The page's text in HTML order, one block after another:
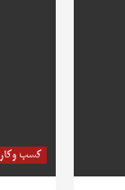
کسب وکار